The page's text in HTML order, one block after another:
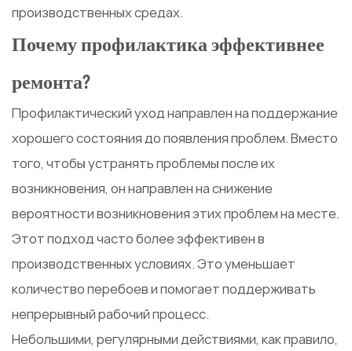
производственных средах.
Почему профилактика эффективнее
ремонта?
Профилактический уход направлен на поддержание
хорошего состояния до появления проблем. Вместо
того, чтобы устранять проблемы после их
возникновения, он направлен на снижение
вероятности возникновения этих проблем на месте.
Этот подход часто более эффективен в
производственных условиях. Это уменьшает
количество перебоев и помогает поддерживать
непрерывный рабочий процесс.
Небольшими, регулярными действиями, как правило,